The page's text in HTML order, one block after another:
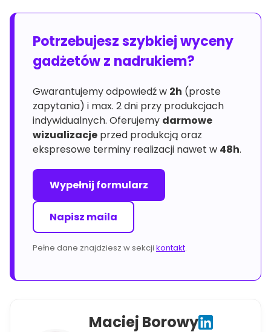
Potrzebujesz szybkiej wyceny
gadżetów z nadrukiem?
Gwarantujemy odpowiedź w 2h (proste
zapytania) i max. 2 dni przy produkcjach
indywidualnych. Oferujemy darmowe
wizualizacje przed produkcją oraz
ekspresowe terminy realizacji nawet w 48h.
Wypełnij formularz
Napisz maila
Pełne dane znajdziesz w sekcji kontakt.
Maciej Borowy